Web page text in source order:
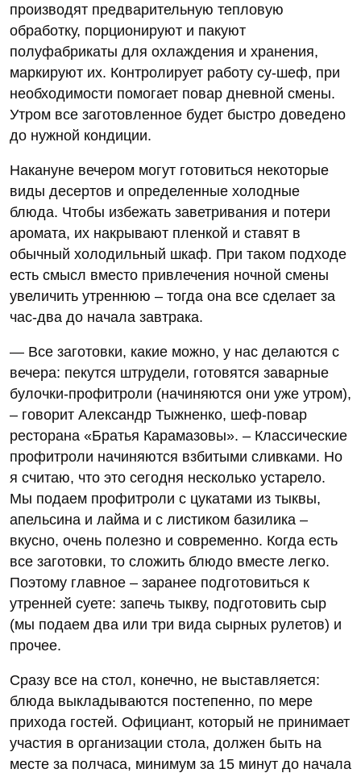
производят предварительную тепловую
обработку, порционируют и пакуют
полуфабрикаты для охлаждения и хранения,
маркируют их. Контролирует работу су-шеф, при
необходимости помогает повар дневной смены.
Утром все заготовленное будет быстро доведено
до нужной кондиции.
Накануне вечером могут готовиться некоторые
виды десертов и определенные холодные
блюда. Чтобы избежать заветривания и потери
аромата, их накрывают пленкой и ставят в
обычный холодильный шкаф. При таком подходе
есть смысл вместо привлечения ночной смены
увеличить утреннюю – тогда она все сделает за
час-два до начала завтрака.
— Все заготовки, какие можно, у нас делаются с
вечера: пекутся штрудели, готовятся заварные
булочки-профитроли (начиняются они уже утром),
– говорит Александр Тыжненко, шеф-повар
ресторана «Братья Карамазовы». – Классические
профитроли начиняются взбитыми сливками. Но
я считаю, что это сегодня несколько устарело.
Мы подаем профитроли с цукатами из тыквы,
апельсина и лайма и с листиком базилика –
вкусно, очень полезно и современно. Когда есть
все заготовки, то сложить блюдо вместе легко.
Поэтому главное – заранее подготовиться к
утренней суете: запечь тыкву, подготовить сыр
(мы подаем два или три вида сырных рулетов) и
прочее.
Сразу все на стол, конечно, не выставляется:
блюда выкладываются постепенно, по мере
прихода гостей. Официант, который не принимает
участия в организации стола, должен быть на
месте за полчаса, минимум за 15 минут до начала